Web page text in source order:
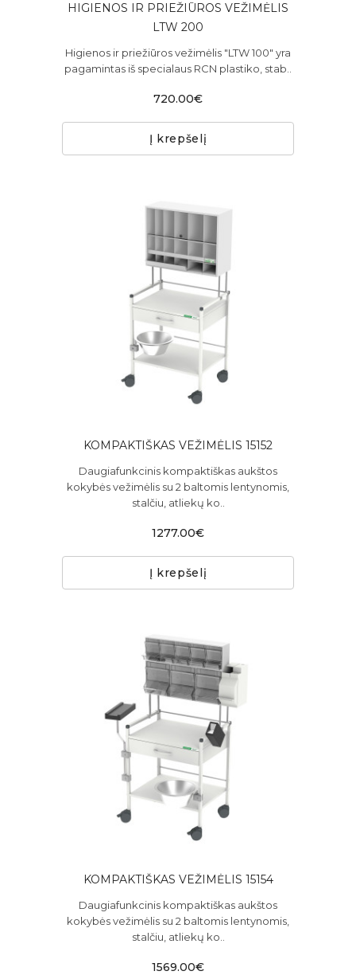
HIGIENOS IR PRIEŽIŪROS VEŽIMĖLIS
LTW 200
Higienos ir priežiūros vežimėlis "LTW 100" yra
pagamintas iš specialaus RCN plastiko, stab..
720.00€
Į krepšelį
KOMPAKTIŠKAS VEŽIMĖLIS 15152
Daugiafunkcinis kompaktiškas aukštos
kokybės vežimėlis su 2 baltomis lentynomis,
stalčiu, atliekų ko..
1277.00€
Į krepšelį
KOMPAKTIŠKAS VEŽIMĖLIS 15154
Daugiafunkcinis kompaktiškas aukštos
kokybės vežimėlis su 2 baltomis lentynomis,
stalčiu, atliekų ko..
1569.00€